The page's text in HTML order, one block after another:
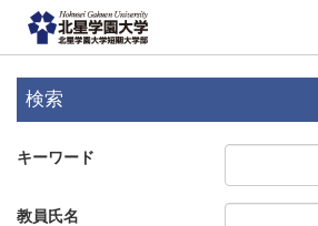
検索
キーワード
教員氏名